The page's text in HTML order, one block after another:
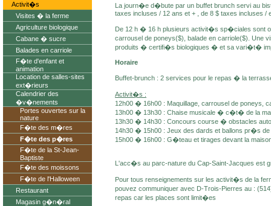
Activit�s
Visites � la ferme
Agriculture biologique
Cabane � sucre
Balades en carriole
F�te d'enfant et
animation
Location de salles-sites
ext�rieurs
Calendrier des
�v�nements
Portes ouvertes sur la
nature
F�te des m�res
F�te des p�res
F�te de la St-Jean-
Baptiste
F�te des moissons
F�te de l'Halloween
Restaurant
Magasin g�n�ral
La journ�e d�bute par un buffet brunch servi au
taxes incluses / 12 ans et + , de 8 $ taxes incluses /
De 12 h � 16 h plusieurs activit�s sp�ciales sont
carrousel de poneys($), balade en carriole($). Une
produits � certifi�s biologiques � et sa vari�t�
Horaire
Buffet-brunch : 2 services pour le repas � la
Activit�s :
12h00 � 16h00 : Maquillage, carrousel de
13h00 � 13h30 : Chaise musicale � c�t� de la
13h30 � 14h30 : Concours course � obstacles
14h30 � 15h00 : Jeux des dards et ballons pr�s de
15h00 � 16h00 : G�teau et tirages devant la
L'acc�s au parc-nature du Cap-Saint-Jacques est
Pour tous renseignements sur les activit�s de la
pouvez communiquer avec D-Trois-Pierres au :
repas car les places sont limit�es